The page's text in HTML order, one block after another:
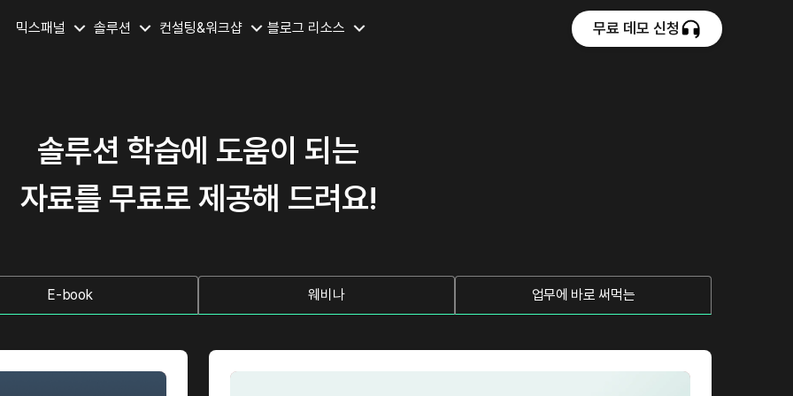
믹스패널 솔루션 컨설팅&워크샵 블로그 리소스 무료 데모 신청
솔루션 학습에 도움이 되는
자료를 무료로 제공해 드려요!
E-book 웨비나 업무에 바로 써먹는